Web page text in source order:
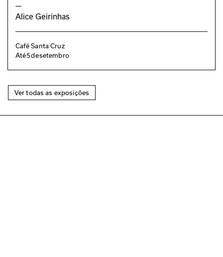
—
Alice Geirinhas
Café Santa Cruz
Até5desetembro
Ver todas as exposições